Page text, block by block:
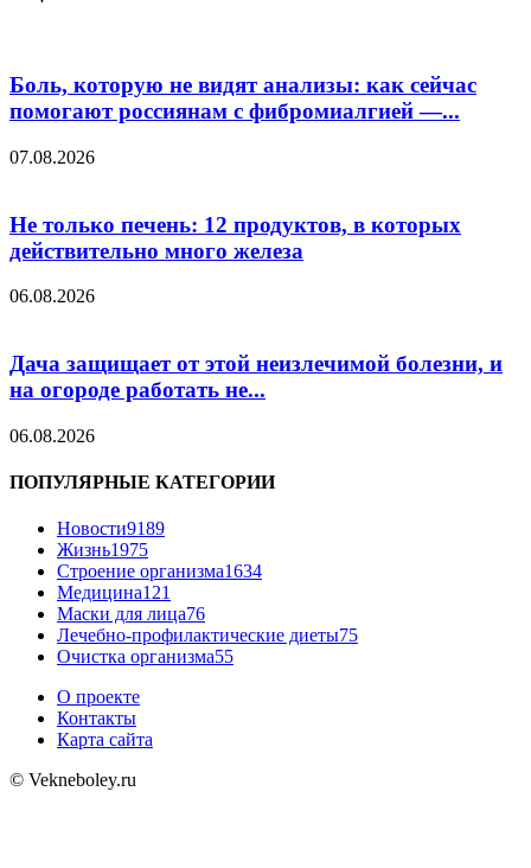
Боль, которую не видят анализы: как сейчас
помогают россиянам с фибромиалгией —...
07.08.2026
Не только печень: 12 продуктов, в которых
действительно много железа
06.08.2026
Дача защищает от этой неизлечимой болезни, и
на огороде работать не...
06.08.2026
ПОПУЛЯРНЫЕ КАТЕГОРИИ
Новости9189
Жизнь1975
Строение организма1634
Медицина121
Маски для лица76
Лечебно-профилактические диеты75
Очистка организма55
О проекте
Контакты
Карта сайта
© Vekneboley.ru